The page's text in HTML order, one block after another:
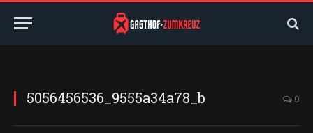
5056456536_9555a34a78_b 0